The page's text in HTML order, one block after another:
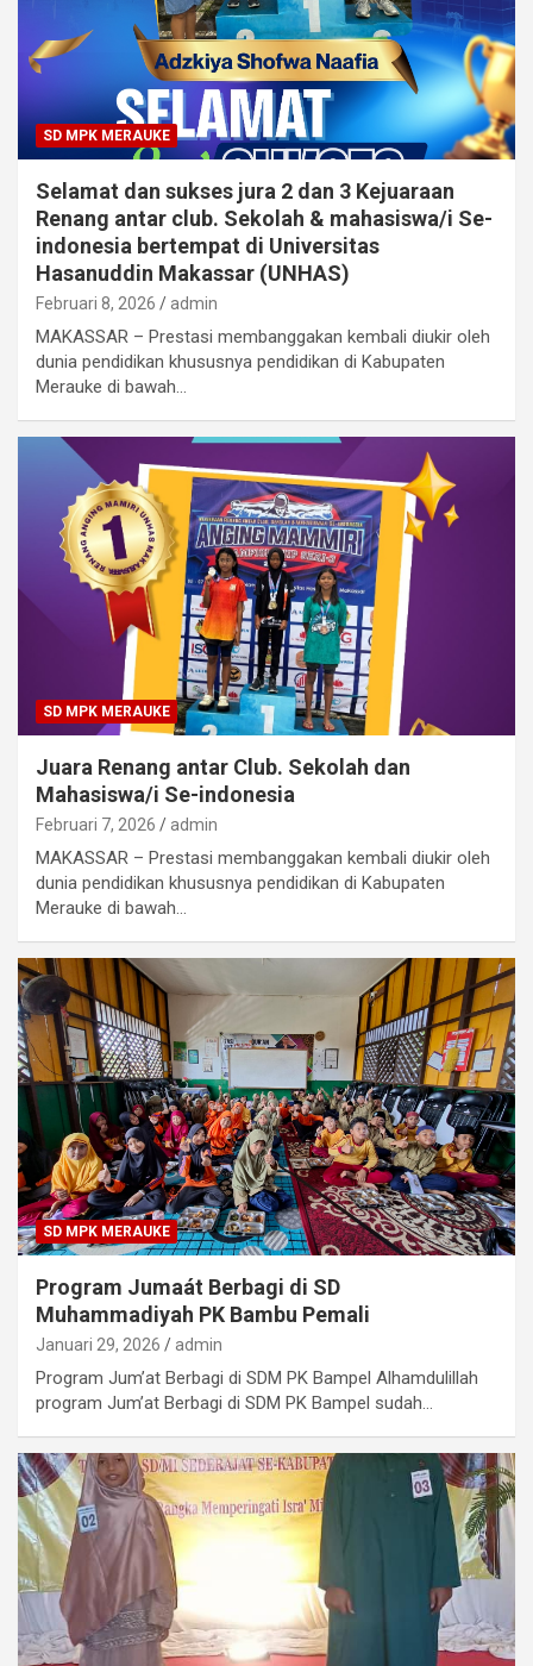
SD MPK MERAUKE
Selamat dan sukses jura 2 dan 3 Kejuaraan
Renang antar club. Sekolah & mahasiswa/i Se-
indonesia bertempat di Universitas
Hasanuddin Makassar (UNHAS)
Februari 8, 2026 admin
MAKASSAR – Prestasi membanggakan kembali diukir oleh
dunia pendidikan khususnya pendidikan di Kabupaten
Merauke di bawah…
SD MPK MERAUKE
Juara Renang antar Club. Sekolah dan
Mahasiswa/i Se-indonesia
Februari 7, 2026 admin
MAKASSAR – Prestasi membanggakan kembali diukir oleh
dunia pendidikan khususnya pendidikan di Kabupaten
Merauke di bawah…
SD MPK MERAUKE
Program Jumaát Berbagi di SD
Muhammadiyah PK Bambu Pemali
Januari 29, 2026 admin
Program Jum’at Berbagi di SDM PK Bampel Alhamdulillah
program Jum’at Berbagi di SDM PK Bampel sudah…